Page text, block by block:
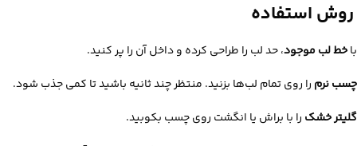
روش استفاده
باخط لب موجود، حد لب را طراحی کرده و داخل آن را پر کنید.
چسب نرم را روی تمام لب‌ها بزنید. منتظر چند ثانیه باشید تا کمی جذب شود.
گلیتر خشک را با براش یا انگشت روی چسب بکوبید.